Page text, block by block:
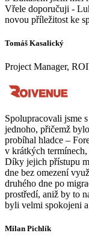
Vřele doporučuji -
novou příležitost ke
Tomáš Kasalický
Project Manager,
Spolupracovali jsme
jednoho, přičemž
probíhal hladce –
v krátkých termínech,
Díky jejich přístupu
dne bez omezení
druhého dne po
prostředí, aniž by to
byli velmi spokojeni
Milan Pichlík